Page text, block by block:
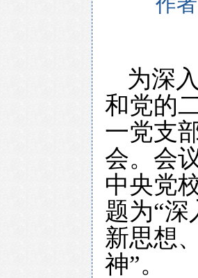
为深
和党的
一党支
会。会
中央党
题为“
新思想
神”。